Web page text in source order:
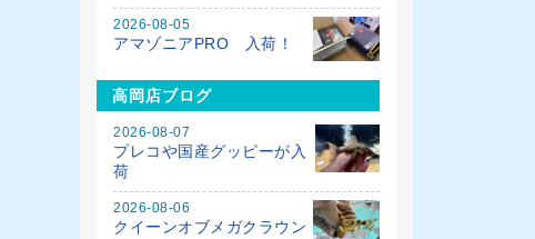
2026-08-05
アマゾニアPRO 入荷！
高岡店ブログ
2026-08-07
プレコや国産グッピーが入
荷
2026-08-06
クイーンオブメガクラウン